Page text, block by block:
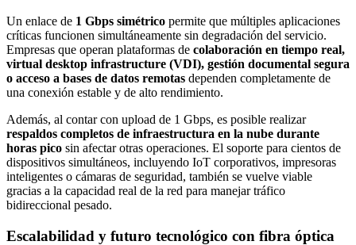
Un enlace de 1 Gbps simétrico permite que múltiples aplicaciones
críticas funcionen simultáneamente sin degradación del servicio.
Empresas que operan plataformas de colaboración en tiempo real,
virtual desktop infrastructure (VDI), gestión documental segura
o acceso a bases de datos remotas dependen completamente de
una conexión estable y de alto rendimiento.
Además, al contar con upload de 1 Gbps, es posible realizar
respaldos completos de infraestructura en la nube durante
horas pico sin afectar otras operaciones. El soporte para cientos de
dispositivos simultáneos, incluyendo IoT corporativos, impresoras
inteligentes o cámaras de seguridad, también se vuelve viable
gracias a la capacidad real de la red para manejar tráfico
bidireccional pesado.
Escalabilidad y futuro tecnológico con fibra óptica